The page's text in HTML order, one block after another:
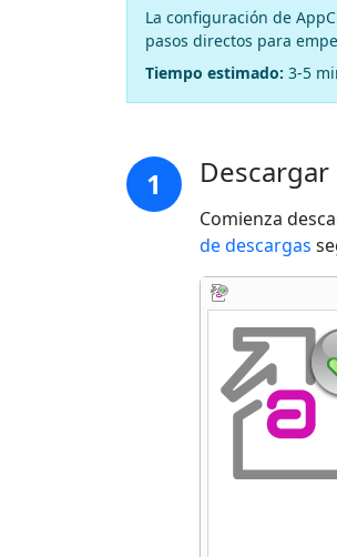
La configuración de
pasos directos para
Tiempo estimado: 3-5
1
Comienza
de descargas